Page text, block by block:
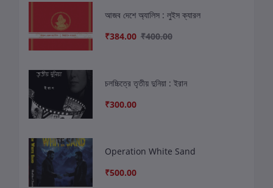
আজব দেশে অ্যালিস : লুইস ক্যারল
₹384.00 ₹400.00
চলচ্চিত্রে তৃতীয় দুনিয়া : ইরান
₹300.00
Operation White Sand
₹500.00